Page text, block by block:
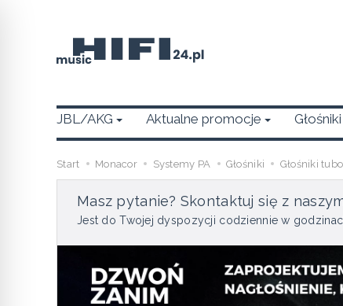
JBL/AKG Aktualne promocje
Start Monacor Systemy PA Głośniki Głośniki
Masz pytanie? Skontaktuj się z
Jest do Twojej dyspozycji codziennie w